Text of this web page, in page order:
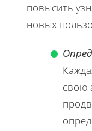
повысить
новых
свою